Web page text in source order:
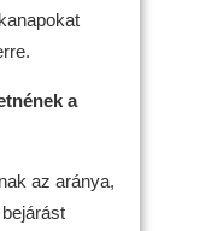
a
az aránya,